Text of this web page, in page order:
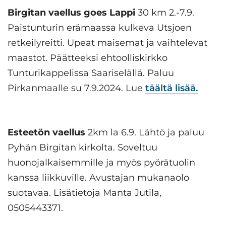
Birgitan vaellus goes Lappi 30 km 2.-7.9.
Paistunturin erämaassa kulkeva Utsjoen
retkeilyreitti. Upeat maisemat ja vaihtelevat
maastot. Päätteeksi ehtoolliskirkko
Tunturikappelissa Saariselällä. Paluu
Pirkanmaalle su 7.9.2024. Lue täältä lisää.
Esteetön vaellus 2km la 6.9. Lähtö ja paluu
Pyhän Birgitan kirkolta. Soveltuu
huonojalkaisemmille ja myös pyörätuolin
kanssa liikkuville. Avustajan mukanaolo
suotavaa. Lisätietoja Manta Jutila,
0505443371.